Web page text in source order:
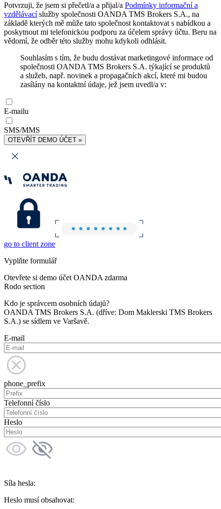
Potvrzuji, že jsem si přečetl/a a přijal/a Podmínky informační a
vzdělávacíslužby společnosti OANDA TMS Brokers S.A., na
základě kterých mě může tato společnost kontaktovat s nabídkou a
poskytnout mi telefonickou podporu za účelem správy účtu. Beru na
vědomí, že odběr této služby mohu kdykoli odhlásit.
Souhlasím s tím, že budu dostávat marketingové informace od
společnosti OANDA TMS Brokers S.A. týkající se produktů
a služeb, např. novinek a propagačních akcí, které mi budou
zasílány na kontaktní údaje, jež jsem uvedl/a v:
E-mailu
SMS/MMS
OTEVŘÍT DEMO ÚČET »
go to client zone
Vyplňte formulář
Otevřete si demo účet OANDA zdarma
Rodo section
Kdo je správcem osobních údajů?
OANDA TMS Brokers S.A. (dříve: Dom Maklerski TMS Brokers
S.A.) se sídlem ve Varšavě.
E-mail
phone_prefix
Telefonní číslo
Heslo
Síla hesla:
Heslo musí obsahovat: